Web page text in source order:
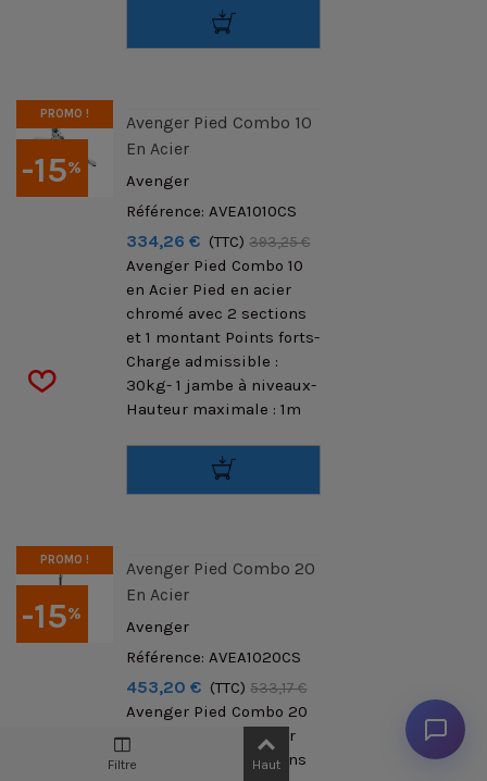
-15%
PROMO !
Avenger Pied Combo 10
En Acier
Avenger
Référence: AVEA1010CS
334,26 € (TTC) 393,25 €
Avenger Pied Combo 10
en Acier Pied en acier
chromé avec 2 sections
et 1 montant Points forts-
Charge admissible :
30kg- 1 jambe à niveaux-
Hauteur maximale : 1m
-15%
PROMO !
Avenger Pied Combo 20
En Acier
Avenger
Référence: AVEA1020CS
453,20 € (TTC) 533,17 €
Avenger Pied Combo 20
en Acier Pied en acier
chromé avec 3 sections
Filtre Haut